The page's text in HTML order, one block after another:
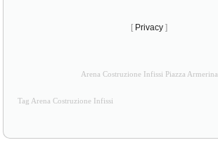
[ Privacy ]
Arena Costruzione Infissi Piazza Armerina
Tag Arena Costruzione Infissi